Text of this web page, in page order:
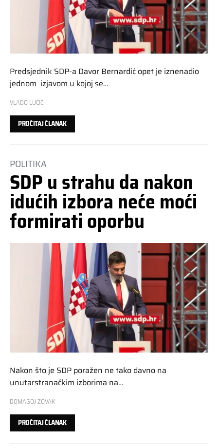
Predsjednik SDP-a Davor Bernardić opet je iznenadio
jednom izjavom u kojoj se…
VLADO LUCIĆ
PROČITAJ ČLANAK
POLITIKA
SDP u strahu da nakon
idućih izbora neće moći
formirati oporbu
Nakon što je SDP poražen ne tako davno na
unutarstranačkim izborima na…
DOMAGOJ ZOVAK
PROČITAJ ČLANAK